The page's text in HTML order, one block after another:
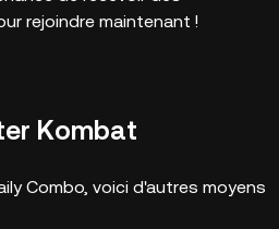
rejoindre maintenant !
Kombat
Combo, voici d'autres moyens